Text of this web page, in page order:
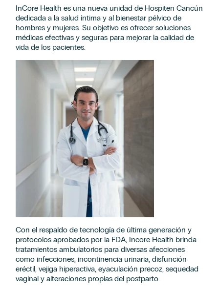
InCore Health es una nueva unidad de Hospiten Cancún
dedicada a la salud íntima y al bienestar pélvico de
hombres y mujeres. Su objetivo es ofrecer soluciones
médicas efectivas y seguras para mejorar la calidad de
vida de los pacientes.
Con el respaldo de tecnología de última generación y
protocolos aprobados por la FDA, Incore Health brinda
tratamientos ambulatorios para diversas afecciones
como infecciones, incontinencia urinaria, disfunción
eréctil, vejiga hiperactiva, eyaculación precoz, sequedad
vaginal y alteraciones propias del postparto.